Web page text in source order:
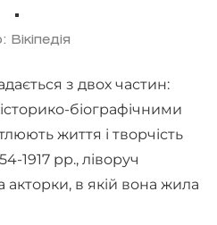
з двох частин:
біографічними
життя і творчість
1917 рр., ліворуч
в якій вона жила